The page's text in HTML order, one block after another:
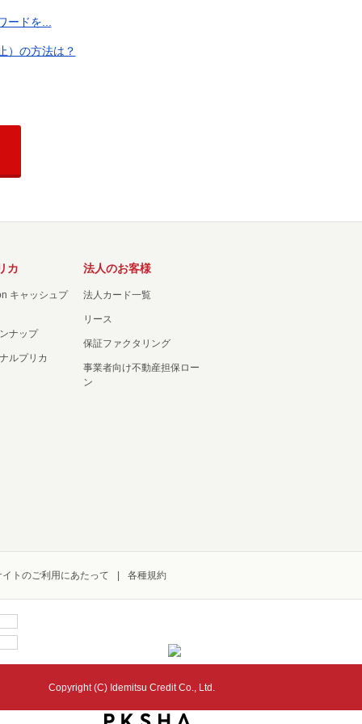
ドを...
）の方法は？
カ
キャッシュプ
ナップ
ルプリカ
法人のお客様
法人カード一覧
リース
保証ファクタリング
事業者向け不動産担保ロー
ン
イトのご利用にあたって 各種規約
Copyright (C) Idemitsu Credit Co., Ltd.